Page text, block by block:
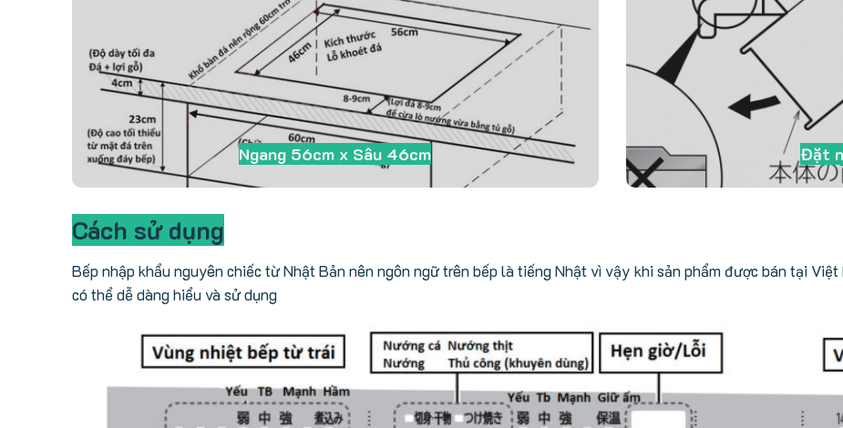
Ngang 56cm x Sâu 46cm Đặt
Cách sử dụng
Bếp nhập khẩu nguyên chiếc từ Nhật Bản nên ngôn ngữ trên bếp là tiếng Nhật vì vậy khi sản phẩm được bán tại
có thể dễ dàng hiểu và sử dụng